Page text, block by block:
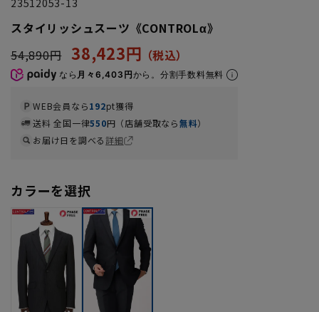
スタイリッシュスーツ《CONTROLα》
54,890円 38,423円
なら 月々6,403円から。分割手数料無料
WEB会員なら192pt獲得
送料 全国一律550円（店舗受取なら無料）
お届け日を調べる詳細
カラーを選択